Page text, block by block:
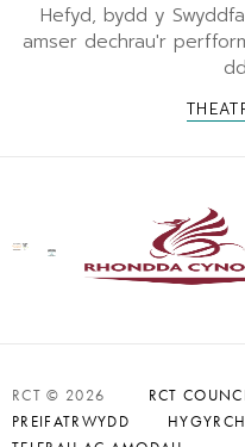
Hefyd, bydd y
amser dechrau'r
RCT © 2026
RCT
PREIFATRWYDD